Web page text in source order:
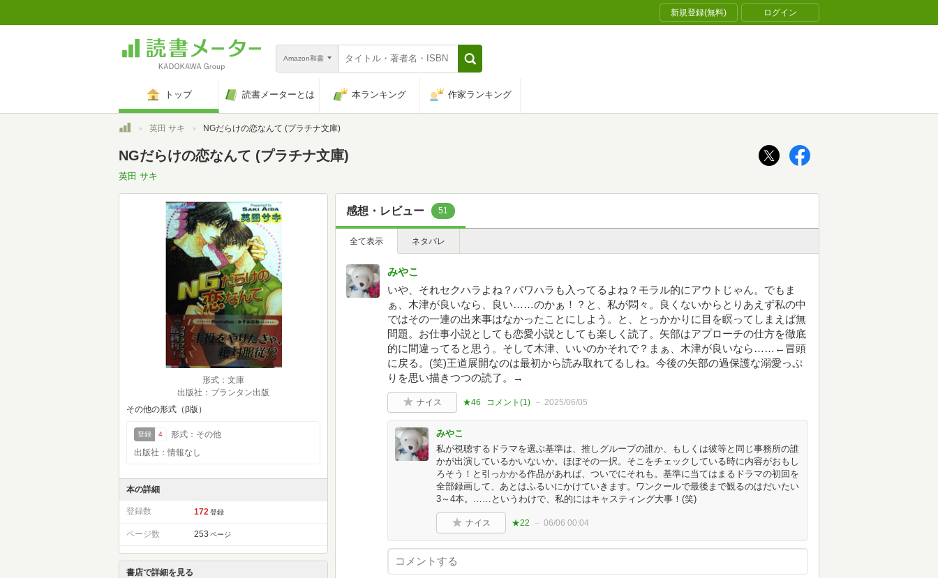
新規登録(無料) ログイン
Amazon和書
トップ 読書メーターとは 本ランキング 作家ランキング
トップ英田 サキ NGだらけの恋なんて (プラチナ文庫)
NGだらけの恋なんて (プラチナ文庫)
英田 サキ
形式：文庫
出版社：プランタン出版
その他の形式（β版）
登録 4
形式：その他
出版社：情報なし
本の詳細
登録数 172 登録
ページ数 253 ページ
書店で詳細を見る
感想・レビュー 51
全て表示 ネタバレ
みやこ
いや、それセクハラよね？パワハラも入ってるよね？モラル的にアウトじゃん。でもま
ぁ、木津が良いなら、良い……のかぁ！？と、私が悶々。良くないからとりあえず私の中
ではその一連の出来事はなかったことにしよう。と、とっかかりに目を瞑ってしまえば無
問題。お仕事小説としても恋愛小説としても楽しく読了。矢部はアプローチの仕方を徹底
的に間違ってると思う。そして木津、いいのかそれで？まぁ、木津が良いなら……←冒頭
に戻る。(笑)王道展開なのは最初から読み取れてるしね。今後の矢部の過保護な溺愛っぷ
りを思い描きつつの読了。→
ナイス ★46 コメント(1) 2025/06/05
みやこ
私が視聴するドラマを選ぶ基準は、推しグループの誰か、もしくは彼等と同じ事務所の誰
かが出演しているかいないか。ほぼその一択。そこをチェックしている時に内容がおもし
ろそう！と引っかかる作品があれば、ついでにそれも。基準に当てはまるドラマの初回を
全部録画して、あとはふるいにかけていきます。ワンクールで最後まで観るのはだいたい
3～4本。……というわけで、私的にはキャスティング大事！(笑)
ナイス ★22 06/06 00:04